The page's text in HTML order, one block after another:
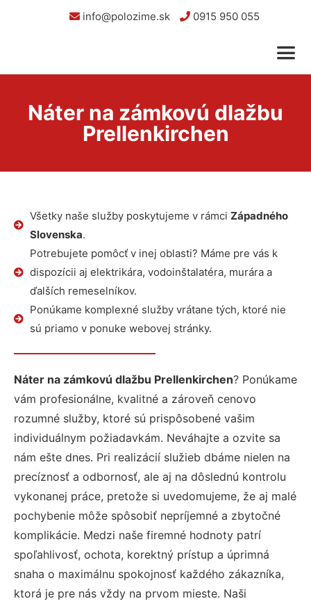
info@polozime.sk 0915 950 055
Náter na zámkovú dlažbu
Prellenkirchen
Všetky naše služby poskytujeme v rámci Západného
Slovenska.
Potrebujete pomôcť v inej oblasti? Máme pre vás k
dispozícii aj elektrikára, vodoinštalatéra, murára a
ďalších remeselníkov.
Ponúkame komplexné služby vrátane tých, ktoré nie
sú priamo v ponuke webovej stránky.
Náter na zámkovú dlažbu Prellenkirchen? Ponúkame
vám profesionálne, kvalitné a zároveň cenovo
rozumné služby, ktoré sú prispôsobené vašim
individuálnym požiadavkám. Neváhajte a ozvite sa
nám ešte dnes. Pri realizácií služieb dbáme nielen na
precíznosť a odbornosť, ale aj na dôslednú kontrolu
vykonanej práce, pretože si uvedomujeme, že aj malé
pochybenie môže spôsobiť nepríjemné a zbytočné
komplikácie. Medzi naše firemné hodnoty patrí
spoľahlivosť, ochota, korektný prístup a úprimná
snaha o maximálnu spokojnosť každého zákazníka,
ktorá je pre nás vždy na prvom mieste. Naši